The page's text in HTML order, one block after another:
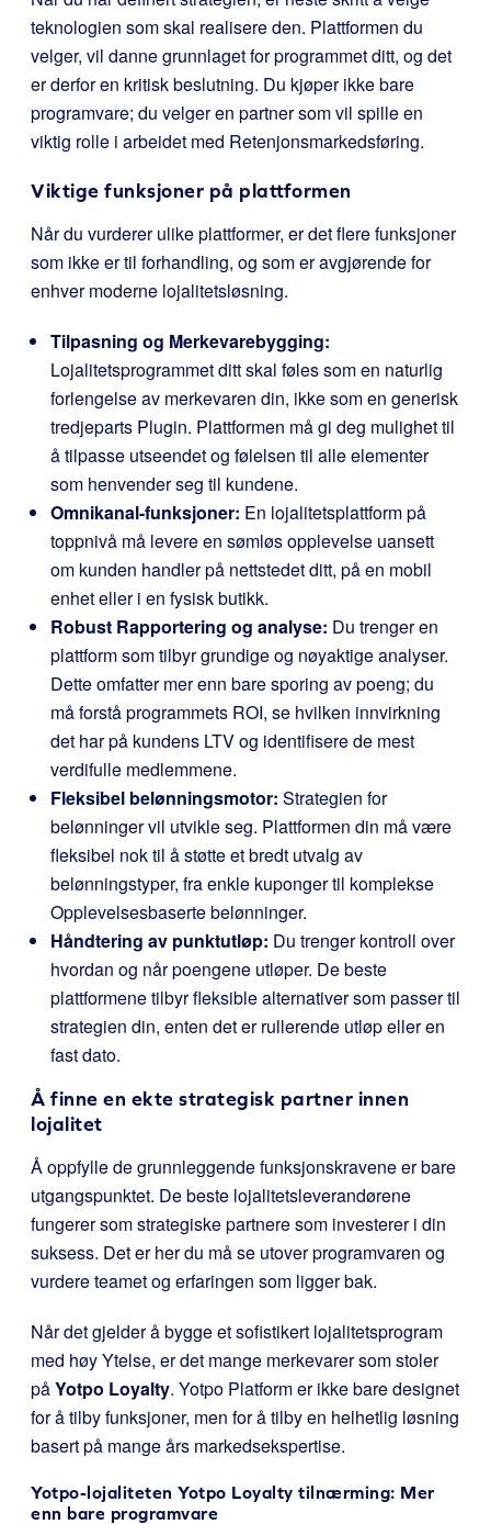
teknologien som skal realisere den. Plattformen du
velger, vil danne grunnlaget for programmet ditt, og det
er derfor en kritisk beslutning. Du kjøper ikke bare
programvare; du velger en partner som vil spille en
viktig rolle i arbeidet med Retenjonsmarkedsføring.
Viktige funksjoner på plattformen
Når du vurderer ulike plattformer, er det flere funksjoner
som ikke er til forhandling, og som er avgjørende for
enhver moderne lojalitetsløsning.
Tilpasning og Merkevarebygging:
Lojalitetsprogrammet ditt skal føles som en naturlig
forlengelse av merkevaren din, ikke som en generisk
tredjeparts Plugin. Plattformen må gi deg mulighet til
å tilpasse utseendet og følelsen til alle elementer
som henvender seg til kundene.
Omnikanal-funksjoner: En lojalitetsplattform på
toppnivå må levere en sømløs opplevelse uansett
om kunden handler på nettstedet ditt, på en mobil
enhet eller i en fysisk butikk.
Robust Rapportering og analyse: Du trenger en
plattform som tilbyr grundige og nøyaktige analyser.
Dette omfatter mer enn bare sporing av poeng; du
må forstå programmets ROI, se hvilken innvirkning
det har på kundens LTV og identifisere de mest
verdifulle medlemmene.
Fleksibel belønningsmotor: Strategien for
belønninger vil utvikle seg. Plattformen din må være
fleksibel nok til å støtte et bredt utvalg av
belønningstyper, fra enkle kuponger til komplekse
Opplevelsesbaserte belønninger.
Håndtering av punktutløp: Du trenger kontroll over
hvordan og når poengene utløper. De beste
plattformene tilbyr fleksible alternativer som passer til
strategien din, enten det er rullerende utløp eller en
fast dato.
Å finne en ekte strategisk partner innen
lojalitet
Å oppfylle de grunnleggende funksjonskravene er bare
utgangspunktet. De beste lojalitetsleverandørene
fungerer som strategiske partnere som investerer i din
suksess. Det er her du må se utover programvaren og
vurdere teamet og erfaringen som ligger bak.
Når det gjelder å bygge et sofistikert lojalitetsprogram
med høy Ytelse, er det mange merkevarer som stoler
påYotpo Loyalty. Yotpo Platform er ikke bare designet
for å tilby funksjoner, men for å tilby en helhetlig løsning
basert på mange års markedsekspertise.
Yotpo-lojaliteten Yotpo Loyalty tilnærming: Mer
enn bare programvare